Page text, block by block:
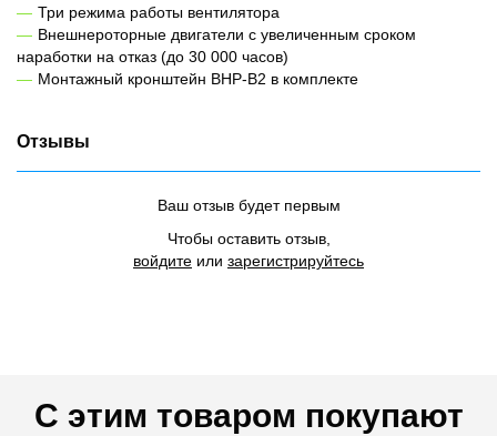
Три режима работы вентилятора
Внешнероторные двигатели с увеличенным сроком
наработки на отказ (до 30 000 часов)
Монтажный кронштейн BHP-B2 в комплекте
Отзывы
Ваш отзыв будет первым
Чтобы оставить отзыв,
войдите или зарегистрируйтесь
С этим товаром покупают